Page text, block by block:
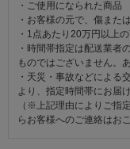
・ご使用になられた商品
・お客様の元で、傷また
・1点あたり20万円以上
・時間帯指定は配送業者
ものではございません。
・天災・事故などによる
より、指定時間帯にお届
（※上記理由によりご指
らお客様へのご連絡はお